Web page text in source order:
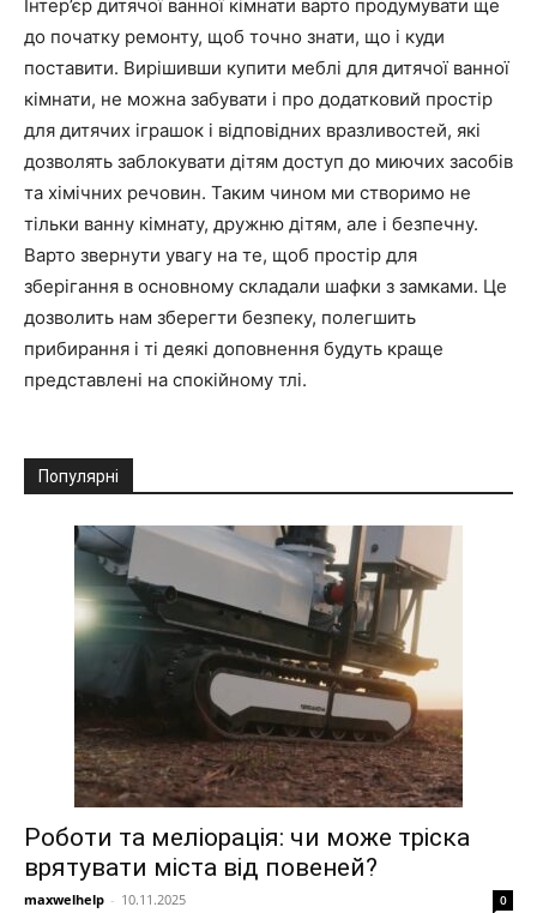
Інтер’єр дитячої ванної кімнати варто продумувати ще
до початку ремонту, щоб точно знати, що і куди
поставити. Вирішивши купити меблі для дитячої ванної
кімнати, не можна забувати і про додатковий простір
для дитячих іграшок і відповідних вразливостей, які
дозволять заблокувати дітям доступ до миючих засобів
та хімічних речовин. Таким чином ми створимо не
тільки ванну кімнату, дружню дітям, але і безпечну.
Варто звернути увагу на те, щоб простір для
зберігання в основному складали шафки з замками. Це
дозволить нам зберегти безпеку, полегшить
прибирання і ті деякі доповнення будуть краще
представлені на спокійному тлі.
Популярні
Роботи та меліорація: чи може тріска
врятувати міста від повеней?
maxwelhelp - 10.11.2025 0